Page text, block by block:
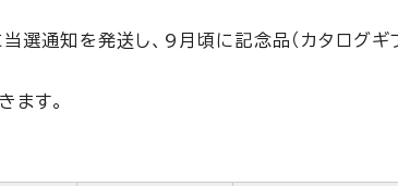
通知を発送し、9月頃に記念品（カタログギ
ます。